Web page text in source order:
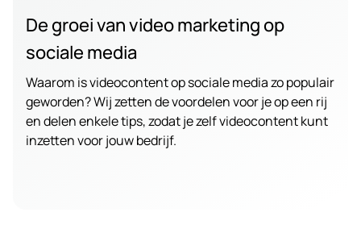
De groei van video marketing op
sociale media
Waarom is videocontent op sociale media zo populair
geworden? Wij zetten de voordelen voor je op een rij
en delen enkele tips, zodat je zelf videocontent kunt
inzetten voor jouw bedrijf.